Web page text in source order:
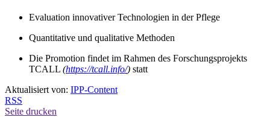
Evaluation innovativer Technologien in der Pflege
Quantitative und qualitative Methoden
Die Promotion findet im Rahmen des Forschungsprojekts
TCALL (https://tcall.info/) statt
Aktualisiert von: IPP-Content
RSS
Seite drucken